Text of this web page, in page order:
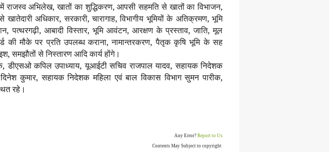
राजस्व अभिलेख, खातों का शुद्धिकरण, आपसी सहमति से खातों का विभाजन,
अधिकार, सरकारी, चारागाह, विभागीय भूमियों के अतिक्रमण, भूमि
पत्थरगढ़ी, आबादी विस्तार, भूमि आवंटन, आरक्षण के प्रस्ताव, जाति, मूल
की मौके पर प्रति उपलब्ध कराना, नामान्तरकरण, पैतृक कृषि भूमि के सह
समझौतों से निस्तारण आदि कार्य होंगे।
डीएसओ कपिल उपाध्याय, यूआईटी सचिव राजपाल यादव, सहायक निदेशक
कुमार, सहायक निदेशक महिला एवं बाल विकास विभाग सुमन पारीक,
रहे।
Any Error? Report to Us
Contents May Subject to copyright